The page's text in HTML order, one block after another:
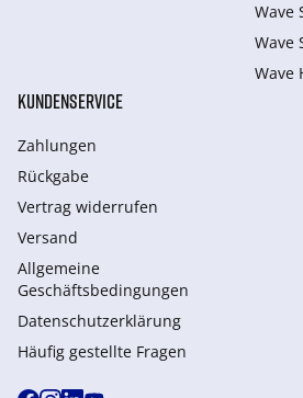
Wave
Wave
Wave
KUNDENSERVICE
Zahlungen
Rückgabe
Vertrag widerrufen
Versand
Allgemeine
Geschäftsbedingungen
Datenschutzerklärung
Häufig gestellte Fragen